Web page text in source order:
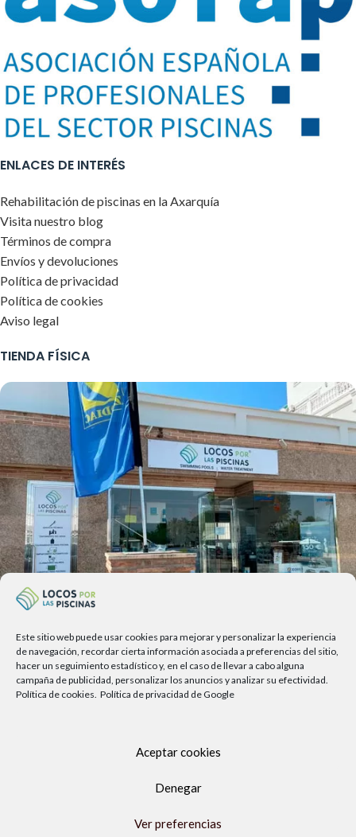
Este sitio web puede usar cookies para mejorar y personalizar la experiencia
de navegación, recordar cierta información asociada a preferencias del sitio,
hacer un seguimiento estadístico y, en el caso de llevar a cabo alguna
campaña de publicidad, personalizar los anuncios y analizar su efectividad.
Política de cookies. Política de privacidad de Google
Aceptar cookies
Denegar
Ver preferencias
ENLACES DE INTERÉS
Rehabilitación de piscinas en la Axarquía
Visita nuestro blog
Términos de compra
Envíos y devoluciones
Política de privacidad
Política de cookies
Aviso legal
TIENDA FÍSICA
Av. del Sol, 2, local 6,
29740 Torre del Mar, Málaga
Lunes a viernes